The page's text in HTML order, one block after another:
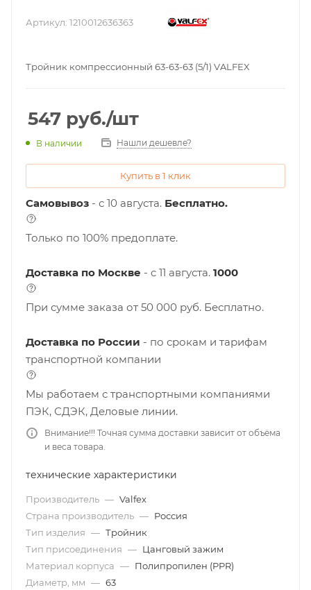
Артикул: 1210012636363
Тройник компрессионный 63-63-63 (5/1) VALFEX
547 руб./шт
В наличии Нашли дешевле?
Купить в 1 клик
Самовывоз - с 10 августа. Бесплатно.
Только по 100% предоплате.
Доставка по Москве - c 11 августа. 1000
При сумме заказа от 50 000 руб. Бесплатно.
Доставка по России - по срокам и тарифам
транспортной компании
Мы работаем с транспортными компаниями
ПЭК, СДЭК, Деловые линии.
Внимание!!! Точная сумма доставки зависит от объёма
и веса товара.
технические характеристики
Производитель — Valfex
Страна производитель — Россия
Тип изделия — Тройник
Тип присоединения — Цанговый зажим
Материал корпуса — Полипропилен (PPR)
Диаметр, мм — 63